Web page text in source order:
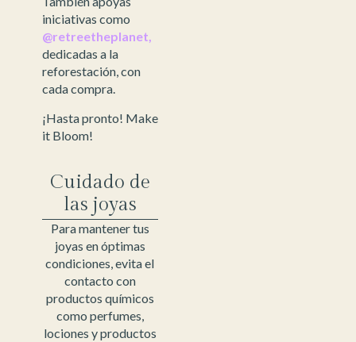
iniciativas como
@retreetheplanet,
dedicadas a la
reforestación, con
cada compra.
¡Hasta pronto! Make
it Bloom!
Cuidado de
las joyas
Para mantener tus
joyas en óptimas
condiciones, evita el
contacto con
productos químicos
como perfumes,
lociones y productos